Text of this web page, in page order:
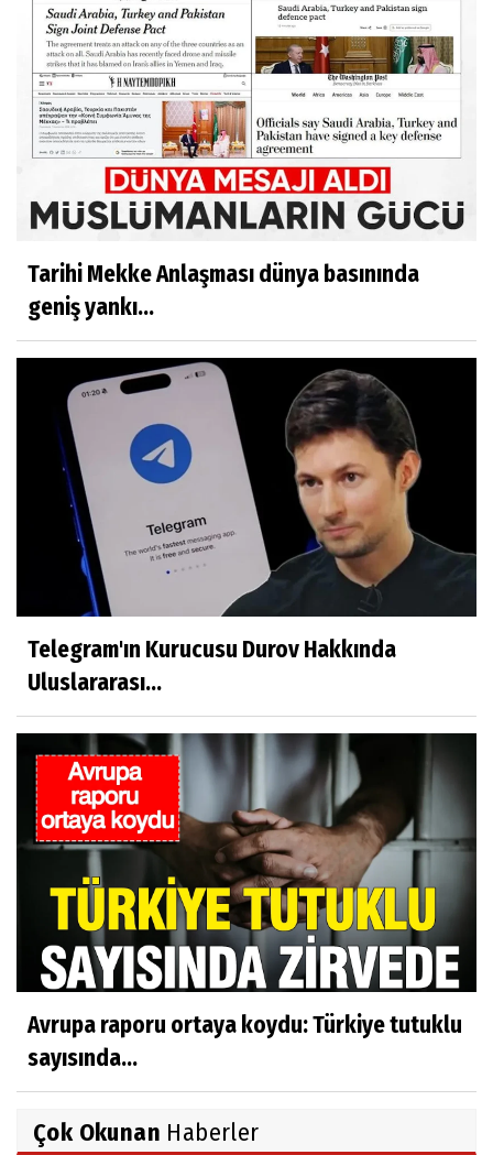
Tarihi Mekke Anlaşması dünya basınında
geniş yankı...
Telegram'ın Kurucusu Durov Hakkında
Uluslararası...
Avrupa raporu ortaya koydu: Türkiye tutuklu
sayısında...
Çok Okunan Haberler